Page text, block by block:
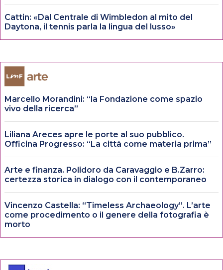
Cattin: «Dal Centrale di Wimbledon al mito del
Daytona, il tennis parla la lingua del lusso»
Marcello Morandini: “la Fondazione come spazio
vivo della ricerca”
Liliana Areces apre le porte al suo pubblico.
Officina Progresso: “La città come materia prima”
Arte e finanza. Polidoro da Caravaggio e B.Zarro:
certezza storica in dialogo con il contemporaneo
Vincenzo Castella: “Timeless Archaeology”. L’arte
come procedimento o il genere della fotografia è
morto